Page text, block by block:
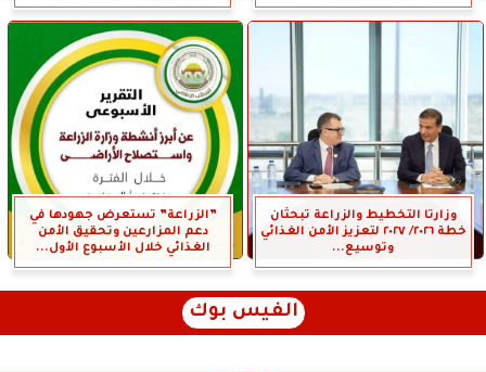
وزارتا التخطيط والزراعة تبحثان
خطة ٢٠٢٦/ ٢٠٢٧ لتعزيز الأمن الغذائي
وتوسيع...
”الزراعة” تستعرض جهودها في
دعم المزارعين وتحقيق الأمن
الغذائي خلال الأسبوع الأول...
الفيس بوك